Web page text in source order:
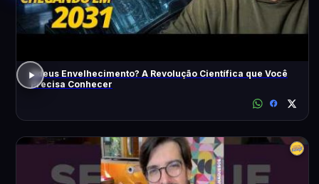
Adeus Envelhecimento? A Revolução Científica que Você
Precisa Conhecer